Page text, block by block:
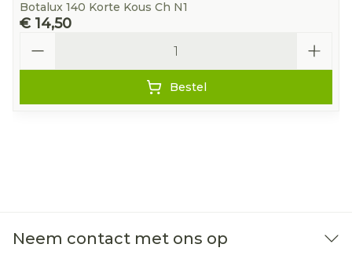
Botalux 140 Korte Kous Ch N1
€ 14,50
Bestel
Neem contact met ons op